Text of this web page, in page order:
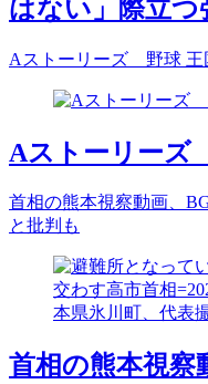
はない」際立
Aストーリーズ 野球
Aストーリー
首相の熊本視察動画、
と批判も
首相の熊本視察